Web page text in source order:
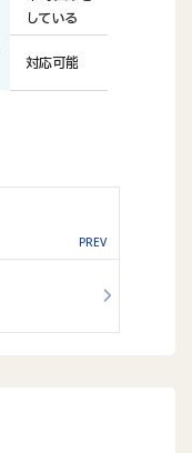
している
対応可能